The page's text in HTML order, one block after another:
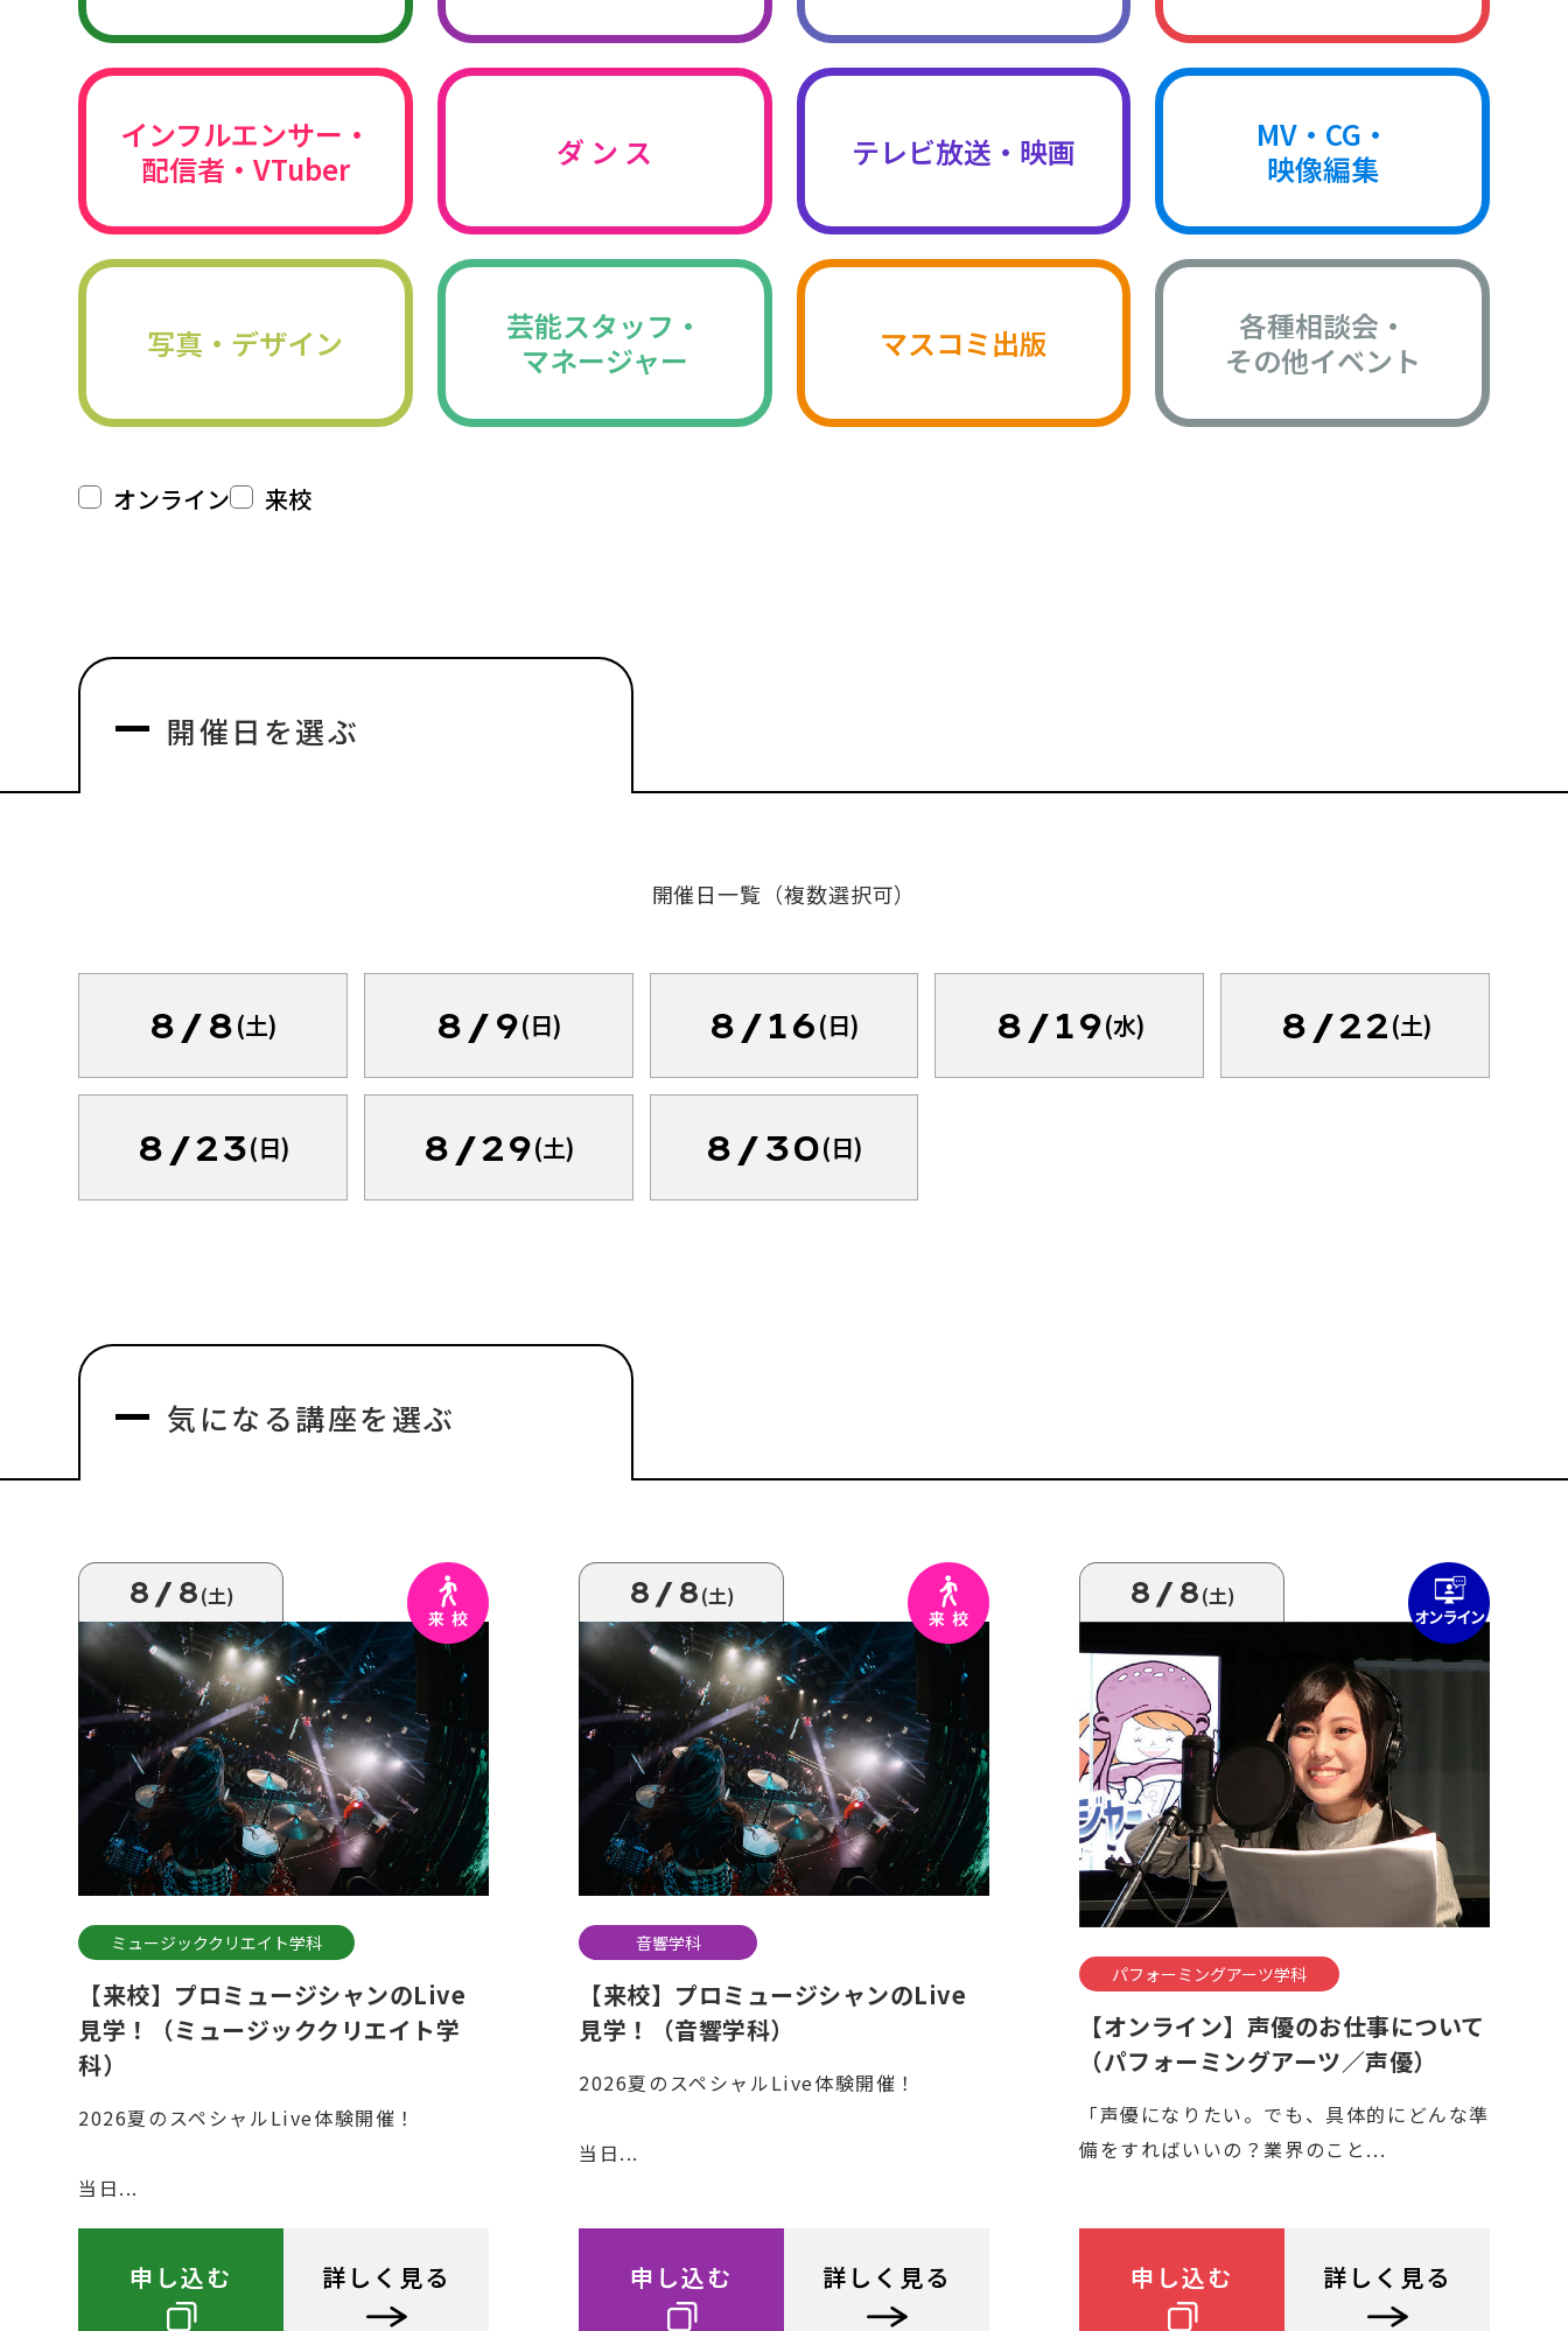
インフルエンサー・
配信者・VTuber
ダ ン ス テレビ放送・映画
MV・CG・
映像編集
写真・デザイン
芸能スタッフ・
マネージャー
マスコミ出版
各種相談会・
その他イベント
オンライン 来校
開催日を選ぶ
開催日一覧（複数選択可）
8/8(土) 8/9(日) 8/16(日) 8/19(水) 8/22(土)
8/23(日) 8/29(土) 8/30(日)
気になる講座を選ぶ
8/8(土)
ミュージッククリエイト学科
【来校】プロミュージシャンのLive
見学！（ミュージッククリエイト学
科）
2026夏のスペシャルLive体験開催！
当日...
申し込む 詳しく見る
8/8(土)
音響学科
【来校】プロミュージシャンのLive
見学！（音響学科）
2026夏のスペシャルLive体験開催！
当日...
申し込む 詳しく見る
8/8(土)
パフォーミングアーツ学科
【オンライン】声優のお仕事について
（パフォーミングアーツ／声優）
「声優になりたい。でも、具体的にどんな準
備をすればいいの？業界のこと...
申し込む 詳しく見る